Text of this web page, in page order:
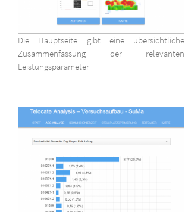
Die Hauptseite gibt eine übersichtliche
Zusammenfassung der relevanten
Leistungsparameter